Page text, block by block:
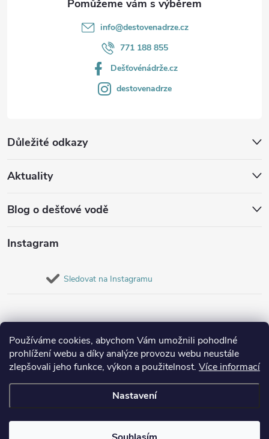
Používáme cookies, abychom Vám umožnili pohodlné
prohlížení webu a díky analýze provozu webu neustále
zlepšovali jeho funkce, výkon a použitelnost. Více informací
Nastavení
Důležité odkazy
Aktuality
Blog o dešťové vodě
info@destovenadrze.cz
771 188 855
Dešťovénádrže.cz
destovenadrze
Instagram
Sledovat na Instagramu
Copyright 2026Destovenadrze.cz. Všechna práva vyhrazena.